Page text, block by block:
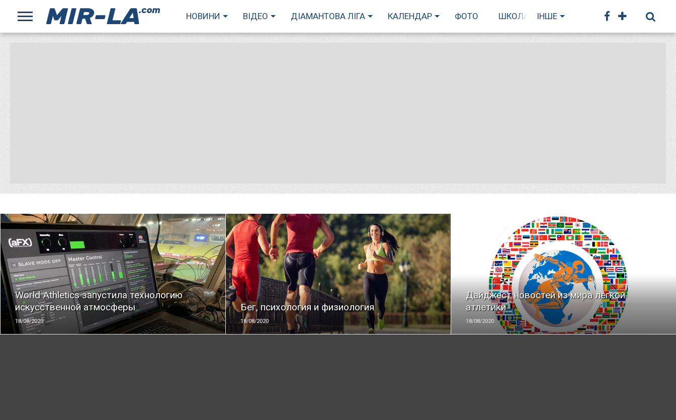
НОВИНИ ВІДЕО ДІАМАНТОВА ЛІГА КАЛЕНДАР ФОТО ШКОЛА БІГУ
ІНШЕ
World Athletics запуcтила технологию
искусственной атмосферы
18/08/2020
ЧИТАТЬ
Бег, психология и физиология
18/08/2020
ЧИТАТЬ
Дайджест новостей из мира легкой
атлетики
18/08/2020
ЧИТАТЬ